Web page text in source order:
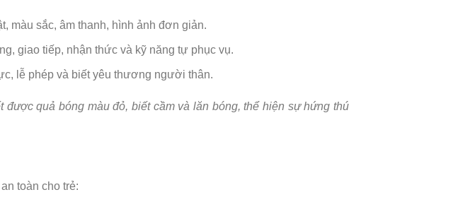
màu sắc, âm thanh, hình ảnh đơn giản.
giao tiếp, nhận thức và kỹ năng tự phục vụ.
lễ phép và biết yêu thương người thân.
được quả bóng màu đỏ, biết cầm và lăn bóng, thể hiện sự hứng thú
toàn cho trẻ: